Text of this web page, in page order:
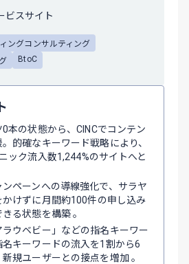
ビスサイト
ングコンサルティング
BtoC
本の状態から、CINCでコンテン
的確なキーワード戦略により、
ック流入数1,244%のサイトへと
ペーンへの導線強化で、サラヤ
かけずに月間約100件の申し込み
る状態を構築 。
ラウベビー」などの指名キーワー
名キーワードの流入を1割から6
規ユーザーとの接点を増加 。